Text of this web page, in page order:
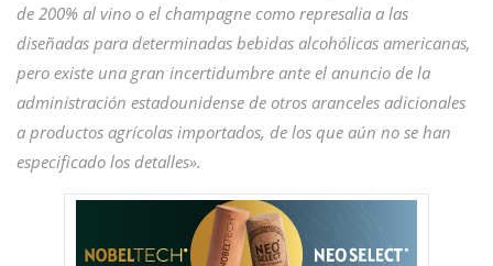
de 200% al vino o el champagne como represalia a las
diseñadas para determinadas bebidas alcohólicas americanas,
pero existe una gran incertidumbre ante el anuncio de la
administración estadounidense de otros aranceles adicionales
a productos agrícolas importados, de los que aún no se han
especificado los detalles».